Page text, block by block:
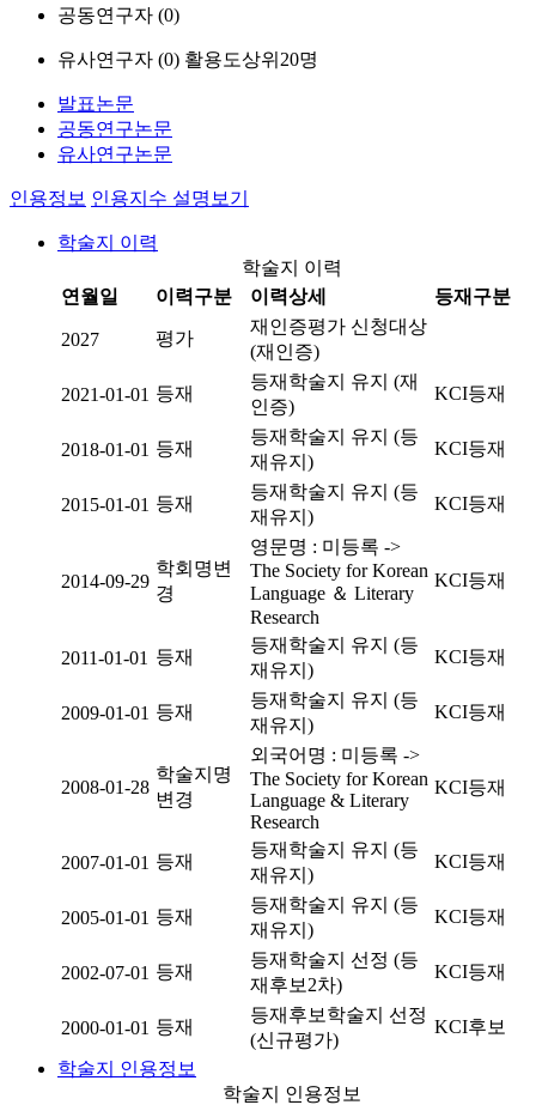
공동연구자 (0)
유사연구자 (0) 활용도상위20명
발표논문
공동연구논문
유사연구논문
인용정보 인용지수 설명보기
학술지 이력
학술지 이력
연월일
이력구분 이력상세 등재구분
2027 평가
재인증평가 신청대상
(재인증)
2021-01-01 등재
등재학술지 유지 (재
인증)
KCI등재
2018-01-01 등재
등재학술지 유지 (등
재유지)
KCI등재
2015-01-01 등재
등재학술지 유지 (등
재유지)
KCI등재
2014-09-29
학회명변
경
영문명 : 미등록 ->
The Society for Korean
Language ＆ Literary
Research
KCI등재
2011-01-01 등재
등재학술지 유지 (등
재유지)
KCI등재
2009-01-01 등재
등재학술지 유지 (등
재유지)
KCI등재
2008-01-28
학술지명
변경
외국어명 : 미등록 ->
The Society for Korean
Language & Literary
Research
KCI등재
2007-01-01 등재
등재학술지 유지 (등
재유지)
KCI등재
2005-01-01 등재
등재학술지 유지 (등
재유지)
KCI등재
2002-07-01 등재
등재학술지 선정 (등
재후보2차)
KCI등재
2000-01-01 등재
등재후보학술지 선정
(신규평가)
KCI후보
학술지 인용정보
학술지 인용정보